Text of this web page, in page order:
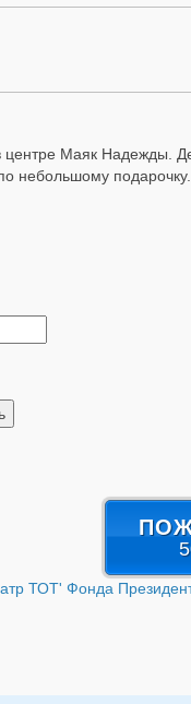
Маяк Надежды.
небольшому подарочку.